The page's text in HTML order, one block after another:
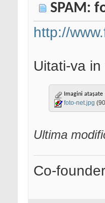
SPAM:
http://
Uitati-va in
Imagini atașate
foto-net.jpg
Ultima
Co-